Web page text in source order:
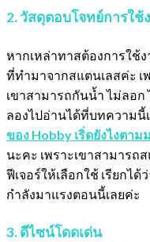
2. วัสดุตอบโจทย์การใช้
หากเหล่าทาสต้องการใช้
ที่ทำมาจากสแตนเลสค่ะ
เขาสามารถกันน้ำ ไม่ลอ
ลองไปอ่านได้ที่บทความนี้
ของ Hobby เริ่ดยังไงตาม
นะคะ เพราะเขาสามารถ
ฟีเจอร์ให้เลือกใช้ เรียกได้
กำลังมาแรงตอนนี้เลยค่ะ
3. ดีไซน์โดดเด่น